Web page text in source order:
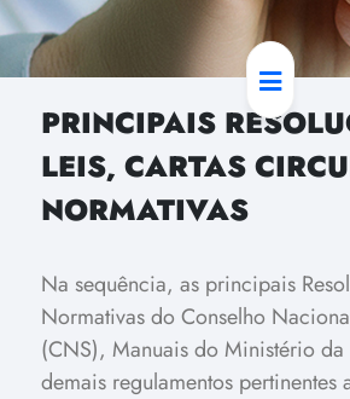
PRINCIPAIS
LEIS, CARTAS
NORMATIVAS
Na sequência, as principais
Normativas do Conselho
(CNS), Manuais do Ministério da
demais regulamentos pertinentes